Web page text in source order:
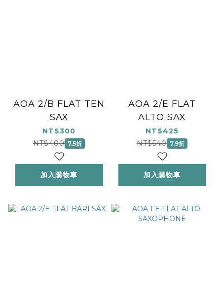
AOA 2/B FLAT TEN
SAX
NT$300
NT$400 7.5折
加入購物車
AOA 2/E FLAT
ALTO SAX
NT$425
NT$540 7.9折
加入購物車